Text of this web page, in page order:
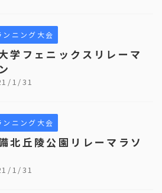
ンニング大会
学フェニックスリレーマ
1/31
ンニング大会
北丘陵公園リレーマラソ
1/31